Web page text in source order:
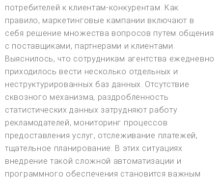
потребителей к клиентам-конкурентам. Как
правило, маркетинговые кампании включают в
себя решение множества вопросов путем общения
с поставщиками, партнерами и клиентами.
Выяснилось, что сотрудникам агентства ежедневно
приходилось вести несколько отдельных и
неструктурированных баз данных. Отсутствие
сквозного механизма, раздробленность
статистических данных затрудняют работу
рекламодателей, мониторинг процессов
предоставления услуг, отслеживание платежей,
тщательное планирование. В этих ситуациях
внедрение такой сложной автоматизации и
программного обеспечения становится важным